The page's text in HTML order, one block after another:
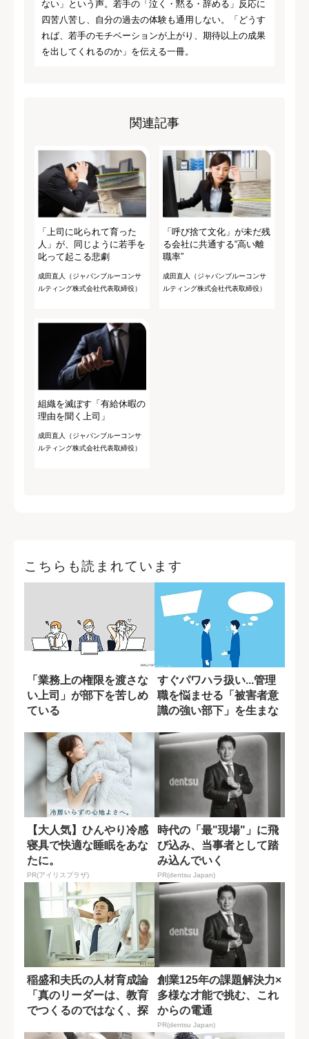
ない」という声。若手の「泣く・黙る・辞める」反応に
四苦八苦し、自分の過去の体験も通用しない。「どうす
れば、若手のモチベーションが上がり、期待以上の成果
を出してくれるのか」を伝える一冊。
関連記事
「上司に叱られて育った
人」が、同じように若手を
叱って起こる悲劇
成田直人（ジャパンブルーコンサ
ルティング株式会社代表取締役）
「呼び捨て文化」が未だ残
る会社に共通する“高い離
職率”
成田直人（ジャパンブルーコンサ
ルティング株式会社代表取締役）
組織を滅ぼす「有給休暇の
理由を聞く上司」
成田直人（ジャパンブルーコンサ
ルティング株式会社代表取締役）
こちらも読まれています
「業務上の権限を渡さな
い上司」が部下を苦しめ
ている
すぐパワハラ扱い...管理
職を悩ませる「被害者意
識の強い部下」を生まな
【大人気】ひんやり冷感
寝具で快適な睡眠をあな
たに。
PR(アイリスプラザ)
時代の「最"現場"」に飛
び込み、当事者として踏
み込んでいく
PR(dentsu Japan)
稲盛和夫氏の人材育成論
「真のリーダーは、教育
でつくるのではなく、探
創業125年の課題解決力×
多様な才能で挑む、これ
からの電通
PR(dentsu Japan)